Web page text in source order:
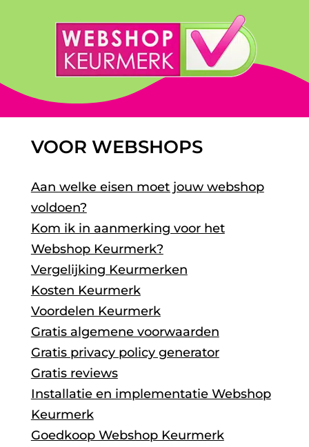
VOOR WEBSHOPS
Aan welke eisen moet jouw webshop
voldoen?
Kom ik in aanmerking voor het
Webshop Keurmerk?
Vergelijking Keurmerken
Kosten Keurmerk
Voordelen Keurmerk
Gratis algemene voorwaarden
Gratis privacy policy generator
Gratis reviews
Installatie en implementatie Webshop
Keurmerk
Goedkoop Webshop Keurmerk